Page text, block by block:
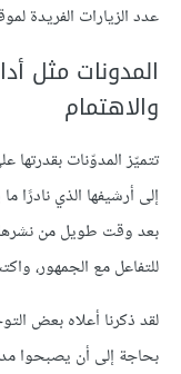
عدد الزيارات الفريدة لموقع
المدونات مثل
والاهتمام
تتميّز المدوّنات بقدرتها
إلى أرشيفها الذي نادرًا
بعد وقت طويل من نشرها.
للتفاعل مع الجمهور،
لقد ذكرنا أعلاه بعض
بحاجة إلى أن يصبحوا